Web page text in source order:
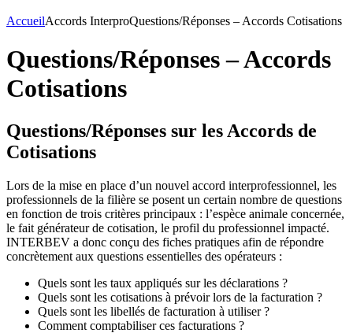
AccueilAccords InterproQuestions/Réponses – Accords Cotisations
Questions/Réponses – Accords
Cotisations
Questions/Réponses sur les Accords de
Cotisations
Lors de la mise en place d’un nouvel accord interprofessionnel, les
professionnels de la filière se posent un certain nombre de questions
en fonction de trois critères principaux : l’espèce animale concernée,
le fait générateur de cotisation, le profil du professionnel impacté.
INTERBEV a donc conçu des fiches pratiques afin de répondre
concrètement aux questions essentielles des opérateurs :
Quels sont les taux appliqués sur les déclarations ?
Quels sont les cotisations à prévoir lors de la facturation ?
Quels sont les libellés de facturation à utiliser ?
Comment comptabiliser ces facturations ?